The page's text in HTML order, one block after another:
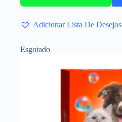
Adicionar Lista De Desejos
Esgotado